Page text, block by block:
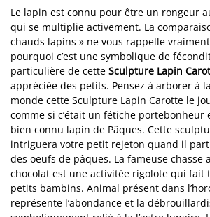
Le lapin est connu pour être un rongeur
qui se multiplie activement. La
chauds lapins » ne vous rappelle vraiment
pourquoi c’est une symbolique de
particulière de cette Sculpture Lapin
appréciée des petits. Pensez à arborer à
monde cette Sculpture Lapin Carotte le
comme si c’était un fétiche portebonheur
bien connu lapin de Pâques. Cette
intriguera votre petit rejeton quand il
des oeufs de pâques. La fameuse chasse
chocolat est une activitée rigolote qui fait
petits bambins. Animal présent dans
représente l’abondance et la